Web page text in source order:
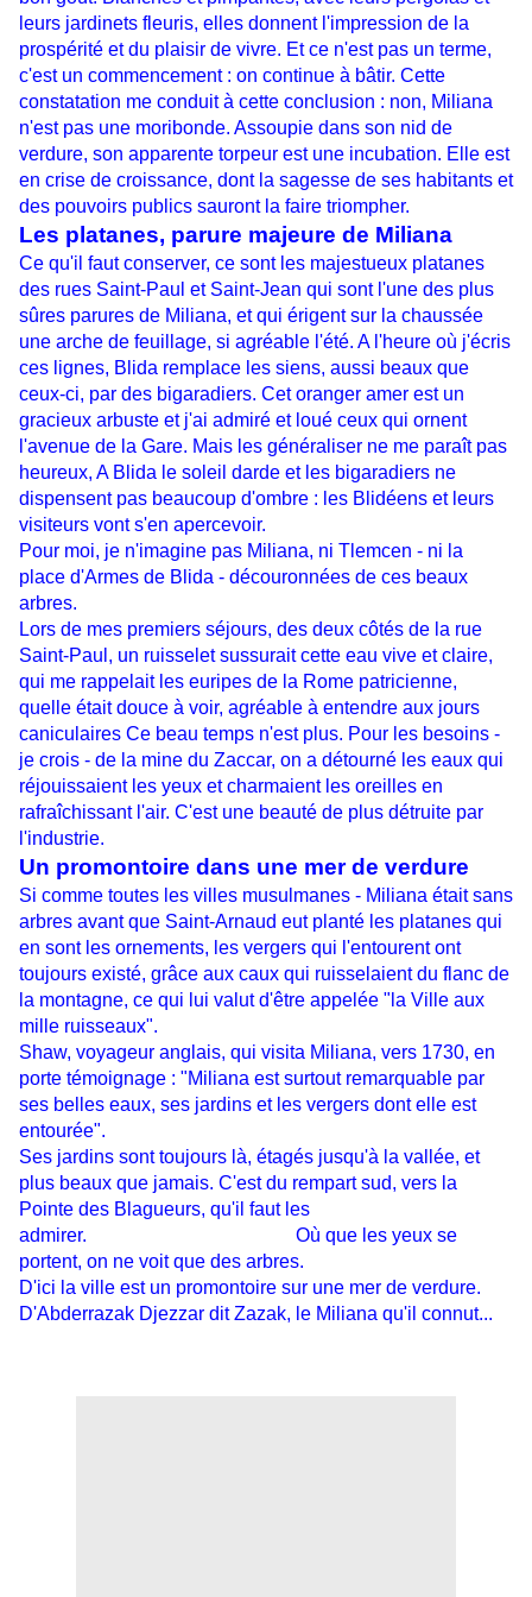
leurs jardinets fleuris, elles donnent l'impression de la
prospérité et du plaisir de vivre. Et ce n'est pas un terme,
c'est un commencement : on continue à bâtir. Cette
constatation me conduit à cette conclusion : non, Miliana
n'est pas une moribonde. Assoupie dans son nid de
verdure, son apparente torpeur est une incubation. Elle est
en crise de croissance, dont la sagesse de ses habitants et
des pouvoirs publics sauront la faire triompher.
Les platanes, parure majeure de Miliana
Ce qu'il faut conserver, ce sont les majestueux platanes
des rues Saint-Paul et Saint-Jean qui sont l'une des plus
sûres parures de Miliana, et qui érigent sur la chaussée
une arche de feuillage, si agréable l'été. A l'heure où j'écris
ces lignes, Blida remplace les siens, aussi beaux que
ceux-ci, par des bigaradiers. Cet oranger amer est un
gracieux arbuste et j'ai admiré et loué ceux qui ornent
l'avenue de la Gare. Mais les généraliser ne me paraît pas
heureux, A Blida le soleil darde et les bigaradiers ne
dispensent pas beaucoup d'ombre : les Blidéens et leurs
visiteurs vont s'en apercevoir.
Pour moi, je n'imagine pas Miliana, ni Tlemcen - ni la
place d'Armes de Blida - découronnées de ces beaux
arbres.
Lors de mes premiers séjours, des deux côtés de la rue
Saint-Paul, un ruisselet sussurait cette eau vive et claire,
qui me rappelait les euripes de la Rome patricienne,
quelle était douce à voir, agréable à entendre aux jours
caniculaires Ce beau temps n'est plus. Pour les besoins -
je crois - de la mine du Zaccar, on a détourné les eaux qui
réjouissaient les yeux et charmaient les oreilles en
rafraîchissant l'air. C'est une beauté de plus détruite par
l'industrie.
Un promontoire dans une mer de verdure
Si comme toutes les villes musulmanes - Miliana était sans
arbres avant que Saint-Arnaud eut planté les platanes qui
en sont les ornements, les vergers qui l'entourent ont
toujours existé, grâce aux caux qui ruisselaient du flanc de
la montagne, ce qui lui valut d'être appelée "la Ville aux
mille ruisseaux".
Shaw, voyageur anglais, qui visita Miliana, vers 1730, en
porte témoignage : "Miliana est surtout remarquable par
ses belles eaux, ses jardins et les vergers dont elle est
entourée".
Ses jardins sont toujours là, étagés jusqu'à la vallée, et
plus beaux que jamais. C'est du rempart sud, vers la
Pointe des Blagueurs, qu'il faut les
admirer. Où que les yeux se
portent, on ne voit que des arbres.
D'ici la ville est un promontoire sur une mer de verdure.
D'Abderrazak Djezzar dit Zazak, le Miliana qu'il connut...